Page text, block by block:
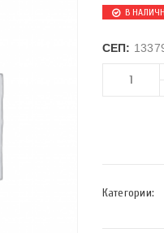
В
СЕП:
Категории: